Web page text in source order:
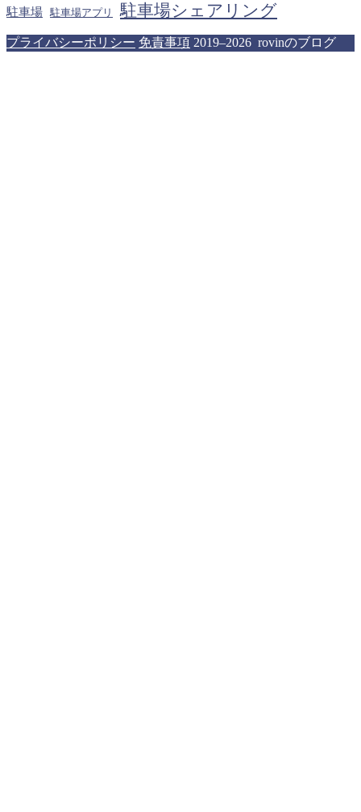
駐車場 駐車場アプリ 駐車場シェアリング
プライバシーポリシー 免責事項 2019–2026 rovinのブログ